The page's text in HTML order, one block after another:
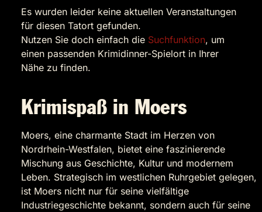
Es wurden leider keine aktuellen Veranstaltungen
für diesen Tatort gefunden.
Nutzen Sie doch einfach die Suchfunktion, um
einen passenden Krimidinner-Spielort in Ihrer
Nähe zu finden.
Krimispaß in Moers
Moers, eine charmante Stadt im Herzen von
Nordrhein-Westfalen, bietet eine faszinierende
Mischung aus Geschichte, Kultur und modernem
Leben. Strategisch im westlichen Ruhrgebiet gelegen,
ist Moers nicht nur für seine vielfältige
Industriegeschichte bekannt, sondern auch für seine